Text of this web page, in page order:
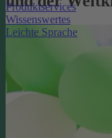
Produktservices
Wissenswertes
Leichte Sprache